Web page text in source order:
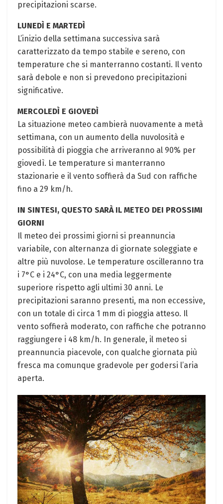
precipitazioni scarse.
LUNEDÌ E MARTEDÌ
L’inizio della settimana successiva sarà
caratterizzato da tempo stabile e sereno, con
temperature che si manterranno costanti. Il vento
sarà debole e non si prevedono precipitazioni
significative.
MERCOLEDÌ E GIOVEDÌ
La situazione meteo cambierà nuovamente a metà
settimana, con un aumento della nuvolosità e
possibilità di pioggia che arriveranno al 90% per
giovedì. Le temperature si manterranno
stazionarie e il vento soffierà da Sud con raffiche
fino a 29 km/h.
IN SINTESI, QUESTO SARÀ IL METEO DEI PROSSIMI
GIORNI
Il meteo dei prossimi giorni si preannuncia
variabile, con alternanza di giornate soleggiate e
altre più nuvolose. Le temperature oscilleranno tra
i 7°C e i 24°C, con una media leggermente
superiore rispetto agli ultimi 30 anni. Le
precipitazioni saranno presenti, ma non eccessive,
con un totale di circa 1 mm di pioggia atteso. Il
vento soffierà moderato, con raffiche che potranno
raggiungere i 48 km/h. In generale, il meteo si
preannuncia piacevole, con qualche giornata più
fresca ma comunque gradevole per godersi l’aria
aperta.